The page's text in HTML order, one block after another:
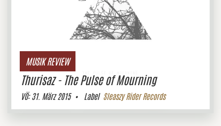
MUSIK REVIEW
Thurisaz - The Pulse of Mourning
VÖ:31. März 2015• Label Sleaszy Rider Records